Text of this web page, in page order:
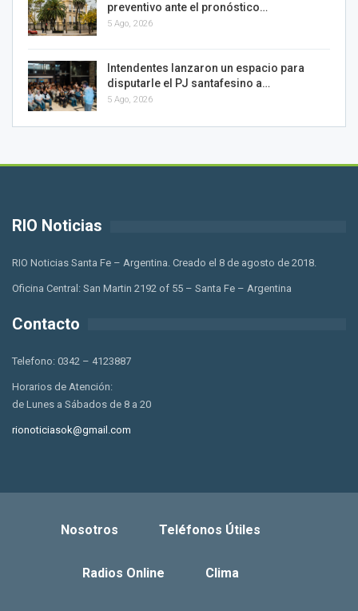
preventivo ante el pronóstico…
5 Ago, 2026
Intendentes lanzaron un espacio para
disputarle el PJ santafesino a…
5 Ago, 2026
RIO Noticias
RIO Noticias Santa Fe – Argentina. Creado el 8 de agosto de 2018.
Oficina Central: San Martin 2192 of 55 – Santa Fe – Argentina
Contacto
Telefono: 0342 – 4123887
Horarios de Atención:
de Lunes a Sábados de 8 a 20
rionoticiasok@gmail.com
Nosotros Teléfonos Útiles
Radios Online Clima